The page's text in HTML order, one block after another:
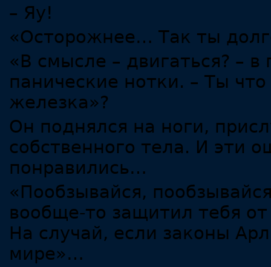
– Яу!
«Осторожнее… Так ты
«В смысле – двигаться? –
панические нотки. – Ты
железка»?
Он поднялся на ноги,
собственного тела. И эти
понравились…
«Пообзывайся,
вообще-то защитил тебя
На случай, если законы
мире»…